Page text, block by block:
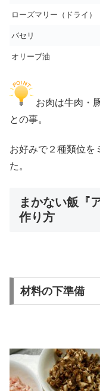
ローズマリー（ドライ）
パセリ
オリーブ油
お肉は牛肉・
との事。
お好みで２種類位を
た。
まかない飯『
作り方
材料の下準備